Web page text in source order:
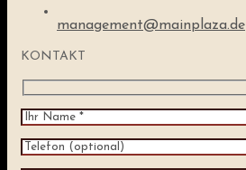
management@mainplaza.de
KONTAKT